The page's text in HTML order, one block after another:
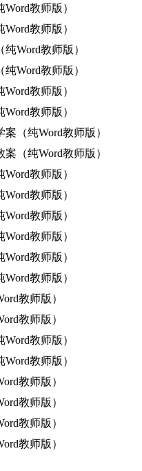
教师版）
教师版）
Word教师版）
Word教师版）
教师版）
教师版）
（纯Word教师版）
（纯Word教师版）
教师版）
教师版）
教师版）
教师版）
教师版）
教师版）
教师版）
教师版）
教师版）
教师版）
教师版）
教师版）
教师版）
教师版）